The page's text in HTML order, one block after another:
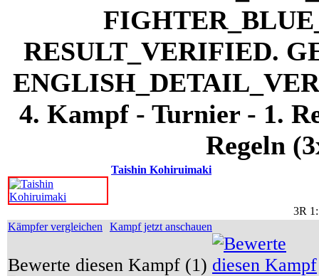
4. Kampf - Turnier - 1.
Regeln
Taishin Kohiruimaki
3R
Kämpfer vergleichen
Kampf jetzt anschauen
Bewerte diesen Kampf (1)